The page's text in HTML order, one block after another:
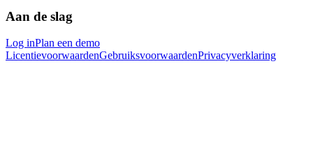
Aan de slag
Log inPlan een demo
LicentievoorwaardenGebruiksvoorwaardenPrivacyverklaring